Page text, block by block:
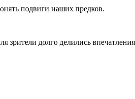
подвиги наших предков.
зрители долго делились